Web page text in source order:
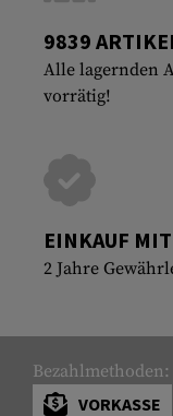
9839
Alle lagernden
vorrätig!
EINKAUF
2 Jahre
Bezahlmethoden:
VORKASSE